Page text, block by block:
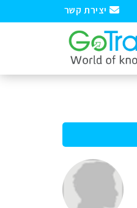
יצירת קשר